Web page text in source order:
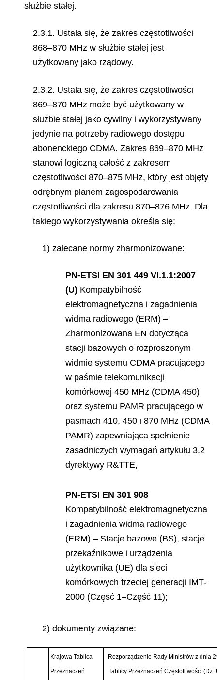
służbie stałej.
2.3.1. Ustala się, że zakres częstotliwości
868–870 MHz w służbie stałej jest
użytkowany jako rządowy.
2.3.2. Ustala się, że zakres częstotliwości
869–870 MHz może być użytkowany w
służbie stałej jako cywilny i wykorzystywany
jedynie na potrzeby radiowego dostępu
abonenckiego CDMA. Zakres 869–870 MHz
stanowi logiczną całość z zakresem
częstotliwości 870–875 MHz, który jest objęty
odrębnym planem zagospodarowania
częstotliwości dla zakresu 870–876 MHz. Dla
takiego wykorzystywania określa się:
1) zalecane normy zharmonizowane:
PN-ETSI EN 301 449 VI.1.1:2007
(U) Kompatybilność
elektromagnetyczna i zagadnienia
widma radiowego (ERM) –
Zharmonizowana EN dotycząca
stacji bazowych o rozproszonym
widmie systemu CDMA pracującego
w paśmie telekomunikacji
komórkowej 450 MHz (CDMA 450)
oraz systemu PAMR pracującego w
pasmach 410, 450 i 870 MHz (CDMA
PAMR) zapewniająca spełnienie
zasadniczych wymagań artykułu 3.2
dyrektywy R&TTE,
PN-ETSI EN 301 908
Kompatybilność elektromagnetyczna
i zagadnienia widma radiowego
(ERM) – Stacje bazowe (BS), stacje
przekaźnikowe i urządzenia
użytkownika (UE) dla sieci
komórkowych trzeciej generacji IMT-
2000 (Część 1–Część 11);
2) dokumenty związane:
Krajowa Tablica
Przeznaczeń
Rozporządzenie Rady Ministrów z dnia
Tablicy Przeznaczeń Częstotliwości (Dz.